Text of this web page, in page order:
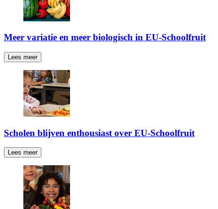
Meer variatie en meer biologisch in EU-Schoolfruit
Lees meer
Scholen blijven enthousiast over EU-Schoolfruit
Lees meer